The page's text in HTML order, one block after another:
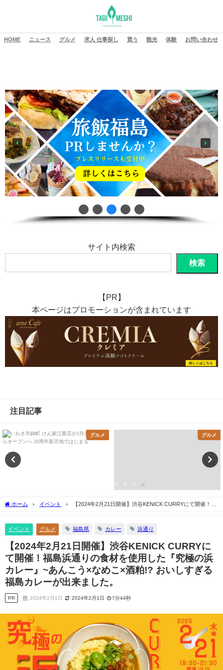
HOME ニュース グルメ 求人 仕事探し 買う 観光 体験 お問い合わせ
盛り山はこちら
サイト内検索
検索
【PR】
本ページはプロモーションが含まれています
注目記事
グルメ グルメ
ホーム イベント
【2024年2月21日開催】渋谷KENICK CURRYにて開催！福
イベント
グルメ 福島県 カレー 浜通り
【2024年2月21日開催】渋谷KENICK CURRYに
て開催！福島浜通りの食材を使用した『究極の浜
カレー』~あんこう×なめこ×酒粕!? おいしすぎる
福島カレーが出来ました。
PR 2024年2月1日 2024年2月1日 7分44秒